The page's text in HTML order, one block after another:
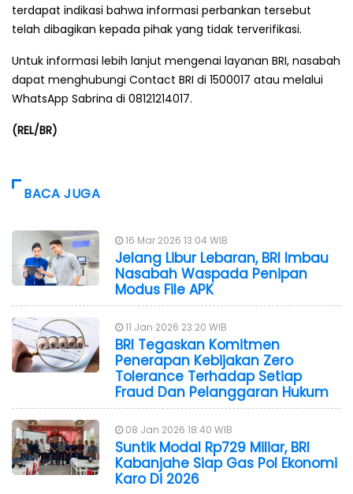
terdapat indikasi bahwa informasi perbankan tersebut
telah dibagikan kepada pihak yang tidak terverifikasi.
Untuk informasi lebih lanjut mengenai layanan BRI, nasabah
dapat menghubungi Contact BRI di 1500017 atau melalui
WhatsApp Sabrina di 08121214017.
(REL/BR)
BACA JUGA
16 Mar 2026 13:04 WIB
Jelang Libur Lebaran, BRI Imbau
Nasabah Waspada Penipan
Modus File APK
11 Jan 2026 23:20 WIB
BRI Tegaskan Komitmen
Penerapan Kebijakan Zero
Tolerance Terhadap Setiap
Fraud Dan Pelanggaran Hukum
08 Jan 2026 18:40 WIB
Suntik Modal Rp729 Miliar, BRI
Kabanjahe Siap Gas Pol Ekonomi
Karo Di 2026